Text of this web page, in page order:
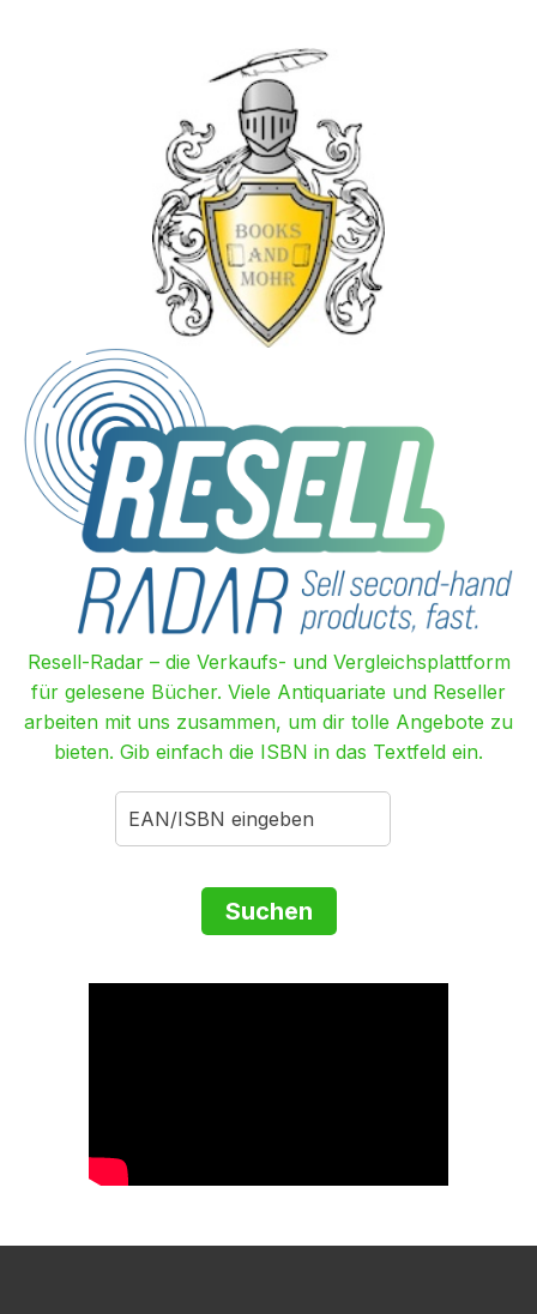
Resell-Radar – die Verkaufs- und Vergleichsplattform
für gelesene Bücher. Viele Antiquariate und Reseller
arbeiten mit uns zusammen, um dir tolle Angebote zu
bieten. Gib einfach die ISBN in das Textfeld ein.